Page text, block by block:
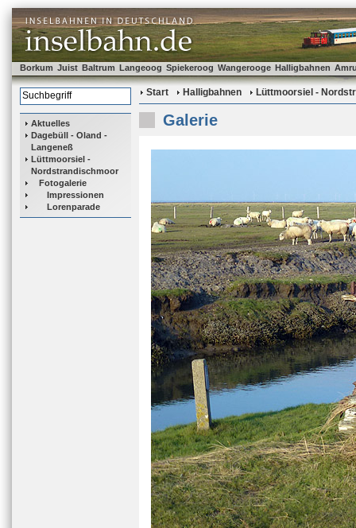
Borkum Juist Baltrum Langeoog Spiekeroog Wangerooge Halligbahnen
Aktuelles
Dagebüll - Oland -
Langeneß
Lüttmoorsiel -
Nordstrandischmoor
Fotogalerie
Impressionen
Lorenparade
Start Halligbahnen Lüttmoorsiel -
Galerie